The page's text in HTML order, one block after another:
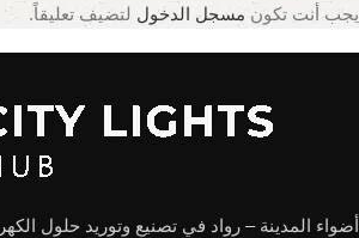
يجب أنت تكون مسجل الدخول لتضيف تعليقاً.
أضواء المدينة – رواد في تصنيع وتوريد حلول